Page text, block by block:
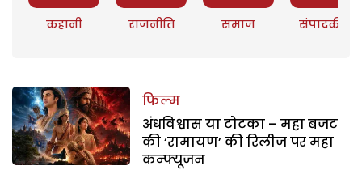
कहानी राजनीति समाज संपादकीय
फिल्म
अंधविश्वास या टोटका – महा बजट
की ‘रामायण’ की रिलीज पर महा
कन्फ्यूजन